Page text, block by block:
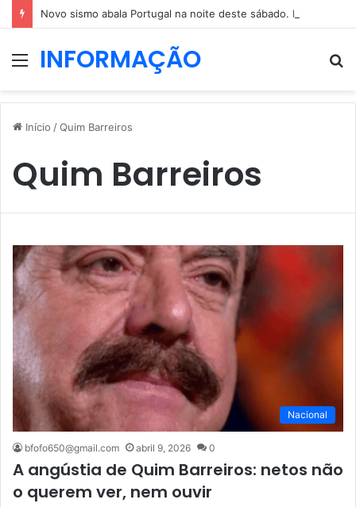
MenuINFORMAÇÃO
Início /Quim Barreiros
Quim Barreiros
Nacional
bfofo650@gmail.com abril 9, 2026 0
A angústia de Quim Barreiros: netos não
o querem ver, nem ouvir